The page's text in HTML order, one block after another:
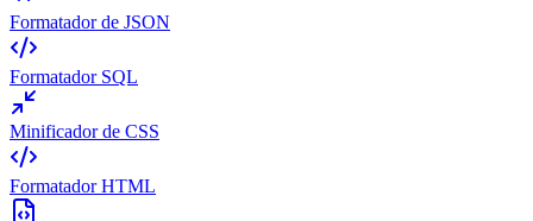
Formatador de JSON
Formatador SQL
Minificador de CSS
Formatador HTML